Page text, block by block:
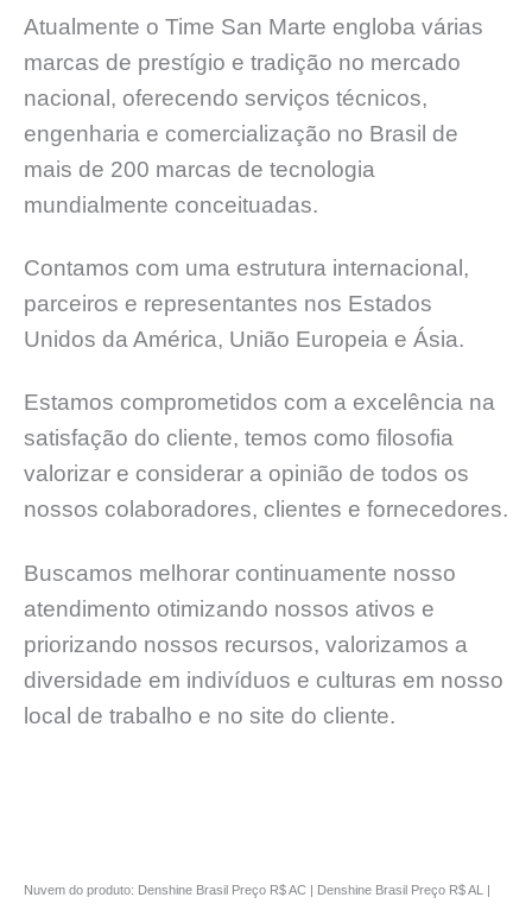
Atualmente o Time San Marte engloba várias
marcas de prestígio e tradição no mercado
nacional, oferecendo serviços técnicos,
engenharia e comercialização no Brasil de
mais de 200 marcas de tecnologia
mundialmente conceituadas.
Contamos com uma estrutura internacional,
parceiros e representantes nos Estados
Unidos da América, União Europeia e Ásia.
Estamos comprometidos com a excelência na
satisfação do cliente, temos como filosofia
valorizar e considerar a opinião de todos os
nossos colaboradores, clientes e fornecedores.
Buscamos melhorar continuamente nosso
atendimento otimizando nossos ativos e
priorizando nossos recursos, valorizamos a
diversidade em indivíduos e culturas em nosso
local de trabalho e no site do cliente.
Nuvem do produto: Denshine Brasil Preço R$ AC | Denshine Brasil Preço R$ AL |